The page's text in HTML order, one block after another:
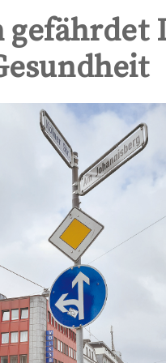
gefährdet